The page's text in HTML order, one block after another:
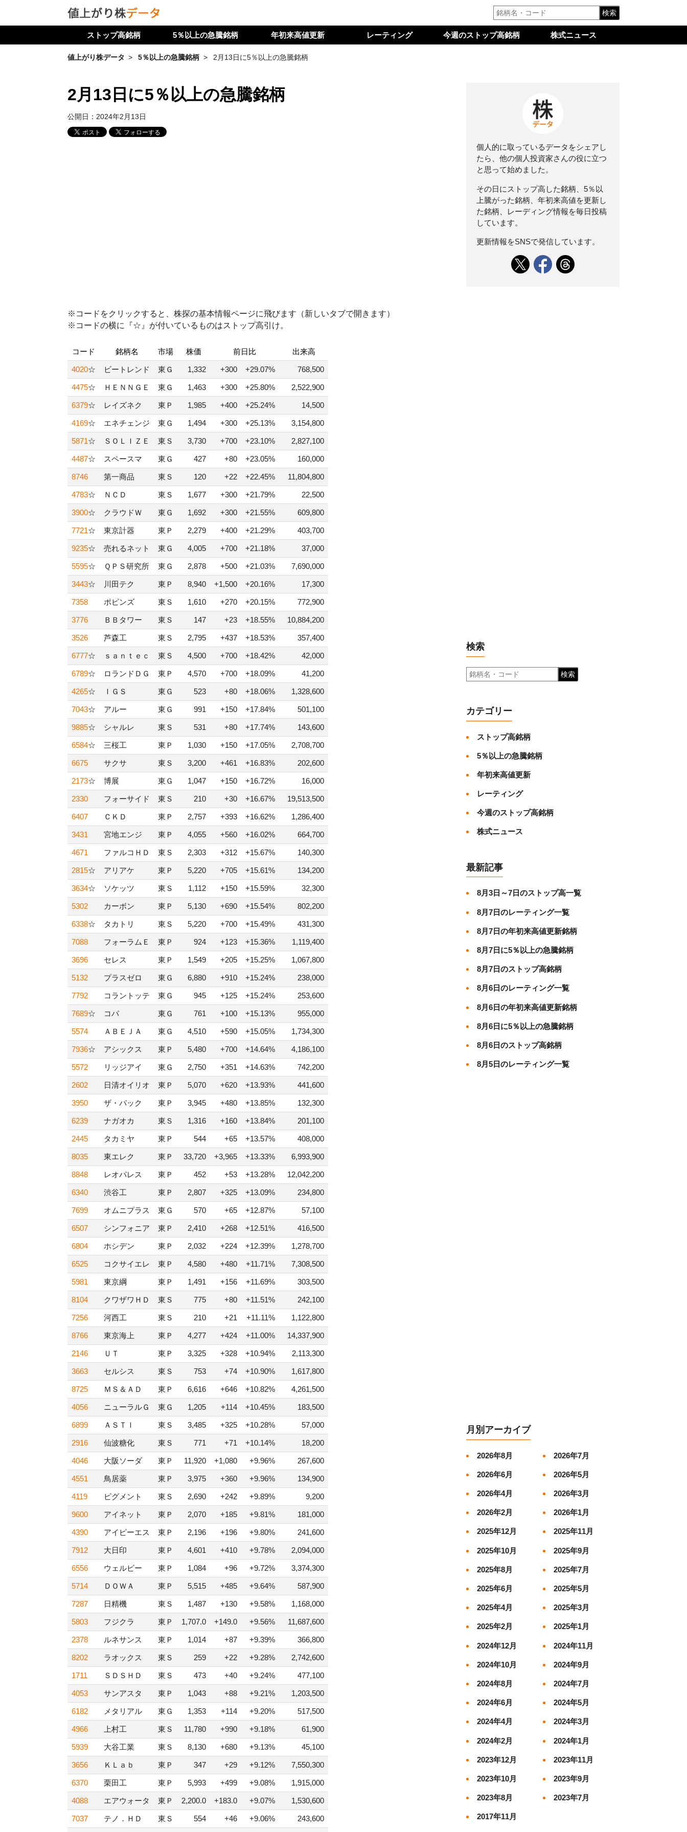
検索
ストップ高銘柄 5％以上の急騰銘柄 年初来高値更新 レーティング 今週のストップ高銘柄 株式ニュース
値上がり株データ 5％以上の急騰銘柄 2月13日に5％以上の急騰銘柄
2月13日に5％以上の急騰銘柄
公開日： 2024年2月13日
※コードをクリックすると、株探の基本情報ページに飛びます（新しいタブで開きます）
※コードの横に『☆』が付いているものはストップ高引け。
コード 銘柄名 市場 株価 前日比 出来高
4020☆ ビートレンド 東Ｇ 1,332 +300 +29.07% 768,500
4475☆ ＨＥＮＮＧＥ 東Ｇ 1,463 +300 +25.80% 2,522,900
6379☆ レイズネク 東Ｐ 1,985 +400 +25.24% 14,500
4169☆ エネチェンジ 東Ｇ 1,494 +300 +25.13% 3,154,800
5871☆ ＳＯＬＩＺＥ 東Ｓ 3,730 +700 +23.10% 2,827,100
4487☆ スペースマ 東Ｇ 427 +80 +23.05% 160,000
8746 第一商品 東Ｓ 120 +22 +22.45% 11,804,800
4783☆ ＮＣＤ 東Ｓ 1,677 +300 +21.79% 22,500
3900☆ クラウドＷ 東Ｇ 1,692 +300 +21.55% 609,800
7721☆ 東京計器 東Ｐ 2,279 +400 +21.29% 403,700
9235☆ 売れるネット 東Ｇ 4,005 +700 +21.18% 37,000
5595☆ ＱＰＳ研究所 東Ｇ 2,878 +500 +21.03% 7,690,000
3443☆ 川田テク 東Ｐ 8,940 +1,500 +20.16% 17,300
7358 ポピンズ 東Ｓ 1,610 +270 +20.15% 772,900
3776 ＢＢタワー 東Ｓ 147 +23 +18.55% 10,884,200
3526 芦森工 東Ｓ 2,795 +437 +18.53% 357,400
6777☆ ｓａｎｔｅｃ 東Ｓ 4,500 +700 +18.42% 42,000
6789☆ ロランドＤＧ 東Ｐ 4,570 +700 +18.09% 41,200
4265☆ ＩＧＳ 東Ｇ 523 +80 +18.06% 1,328,600
7043☆ アルー 東Ｇ 991 +150 +17.84% 501,100
9885☆ シャルレ 東Ｓ 531 +80 +17.74% 143,600
6584☆ 三桜工 東Ｐ 1,030 +150 +17.05% 2,708,700
6675 サクサ 東Ｓ 3,200 +461 +16.83% 202,600
2173☆ 博展 東Ｇ 1,047 +150 +16.72% 16,000
2330 フォーサイド 東Ｓ 210 +30 +16.67% 19,513,500
6407 ＣＫＤ 東Ｐ 2,757 +393 +16.62% 1,286,400
3431 宮地エンジ 東Ｐ 4,055 +560 +16.02% 664,700
4671 ファルコＨＤ 東Ｓ 2,303 +312 +15.67% 140,300
2815☆ アリアケ 東Ｐ 5,220 +705 +15.61% 134,200
3634☆ ソケッツ 東Ｓ 1,112 +150 +15.59% 32,300
5302 カーボン 東Ｐ 5,130 +690 +15.54% 802,200
6338☆ タカトリ 東Ｓ 5,220 +700 +15.49% 431,300
7088 フォーラムＥ 東Ｐ 924 +123 +15.36% 1,119,400
3696 セレス 東Ｐ 1,549 +205 +15.25% 1,067,800
5132 プラスゼロ 東Ｇ 6,880 +910 +15.24% 238,000
7792 コラントッテ 東Ｇ 945 +125 +15.24% 253,600
7689☆ コパ 東Ｇ 761 +100 +15.13% 955,000
5574 ＡＢＥＪＡ 東Ｇ 4,510 +590 +15.05% 1,734,300
7936☆ アシックス 東Ｐ 5,480 +700 +14.64% 4,186,100
5572 リッジアイ 東Ｇ 2,750 +351 +14.63% 742,200
2602 日清オイリオ 東Ｐ 5,070 +620 +13.93% 441,600
3950 ザ・パック 東Ｐ 3,945 +480 +13.85% 132,300
6239 ナガオカ 東Ｓ 1,316 +160 +13.84% 201,100
2445 タカミヤ 東Ｐ 544 +65 +13.57% 408,000
8035 東エレク 東Ｐ 33,720 +3,965 +13.33% 6,993,900
8848 レオパレス 東Ｐ 452 +53 +13.28% 12,042,200
6340 渋谷工 東Ｐ 2,807 +325 +13.09% 234,800
7699 オムニプラス 東Ｇ 570 +65 +12.87% 57,100
6507 シンフォニア 東Ｐ 2,410 +268 +12.51% 416,500
6804 ホシデン 東Ｐ 2,032 +224 +12.39% 1,278,700
6525 コクサイエレ 東Ｐ 4,580 +480 +11.71% 7,308,500
5981 東京綱 東Ｐ 1,491 +156 +11.69% 303,500
8104 クワザワＨＤ 東Ｓ 775 +80 +11.51% 242,100
7256 河西工 東Ｓ 210 +21 +11.11% 1,122,800
8766 東京海上 東Ｐ 4,277 +424 +11.00% 14,337,900
2146 ＵＴ 東Ｐ 3,325 +328 +10.94% 2,113,300
3663 セルシス 東Ｓ 753 +74 +10.90% 1,617,800
8725 ＭＳ＆ＡＤ 東Ｐ 6,616 +646 +10.82% 4,261,500
4056 ニューラルＧ 東Ｇ 1,205 +114 +10.45% 183,500
6899 ＡＳＴＩ 東Ｓ 3,485 +325 +10.28% 57,000
2916 仙波糖化 東Ｓ 771 +71 +10.14% 18,200
4046 大阪ソーダ 東Ｐ 11,920 +1,080 +9.96% 267,600
4551 鳥居薬 東Ｐ 3,975 +360 +9.96% 134,900
4119 ピグメント 東Ｓ 2,690 +242 +9.89% 9,200
9600 アイネット 東Ｐ 2,070 +185 +9.81% 181,000
4390 アイピーエス 東Ｐ 2,196 +196 +9.80% 241,600
7912 大日印 東Ｐ 4,601 +410 +9.78% 2,094,000
6556 ウェルビー 東Ｐ 1,084 +96 +9.72% 3,374,300
5714 ＤＯＷＡ 東Ｐ 5,515 +485 +9.64% 587,900
7287 日精機 東Ｓ 1,487 +130 +9.58% 1,168,000
5803 フジクラ 東Ｐ 1,707.0 +149.0 +9.56% 11,687,600
2378 ルネサンス 東Ｐ 1,014 +87 +9.39% 366,800
8202 ラオックス 東Ｓ 259 +22 +9.28% 2,742,600
1711 ＳＤＳＨＤ 東Ｓ 473 +40 +9.24% 477,100
4053 サンアスタ 東Ｐ 1,043 +88 +9.21% 1,203,500
6182 メタリアル 東Ｇ 1,353 +114 +9.20% 517,500
4966 上村工 東Ｓ 11,780 +990 +9.18% 61,900
5939 大谷工業 東Ｓ 8,130 +680 +9.13% 45,100
3656 ＫＬａｂ 東Ｐ 347 +29 +9.12% 7,550,300
6370 栗田工 東Ｐ 5,993 +499 +9.08% 1,915,000
4088 エアウォータ 東Ｐ 2,200.0 +183.0 +9.07% 1,530,600
7037 テノ．ＨＤ 東Ｓ 554 +46 +9.06% 243,600
個人的に取っているデータをシェアし
たら、他の個人投資家さんの役に立つ
と思って始めました。
その日にストップ高した銘柄、5％以
上騰がった銘柄、年初来高値を更新し
た銘柄、レーディング情報を毎日投稿
しています。
更新情報をSNSで発信しています。
検索
検索
カテゴリー
ストップ高銘柄
5％以上の急騰銘柄
年初来高値更新
レーティング
今週のストップ高銘柄
株式ニュース
最新記事
8月3日～7日のストップ高一覧
8月7日のレーティング一覧
8月7日の年初来高値更新銘柄
8月7日に5％以上の急騰銘柄
8月7日のストップ高銘柄
8月6日のレーティング一覧
8月6日の年初来高値更新銘柄
8月6日に5％以上の急騰銘柄
8月6日のストップ高銘柄
8月5日のレーティング一覧
月別アーカイブ
2026年8月 2026年7月
2026年6月 2026年5月
2026年4月 2026年3月
2026年2月 2026年1月
2025年12月 2025年11月
2025年10月 2025年9月
2025年8月 2025年7月
2025年6月 2025年5月
2025年4月 2025年3月
2025年2月 2025年1月
2024年12月 2024年11月
2024年10月 2024年9月
2024年8月 2024年7月
2024年6月 2024年5月
2024年4月 2024年3月
2024年2月 2024年1月
2023年12月 2023年11月
2023年10月 2023年9月
2023年8月 2023年7月
2017年11月